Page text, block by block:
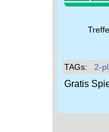
TAGs: 2-
Gratis